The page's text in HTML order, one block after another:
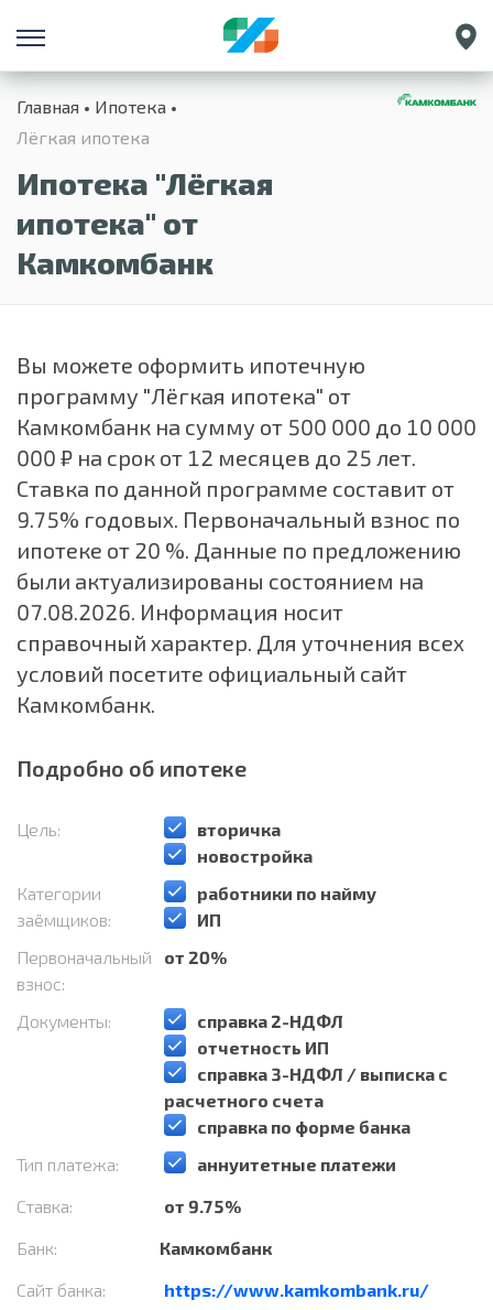
Санкт-Петербург
Екатеринбург
Главная
Ипотека
Лёгкая ипотека
Ипотека "Лёгкая
ипотека" от
Камкомбанк
Вы можете оформить ипотечную
программу "Лёгкая ипотека" от
Камкомбанк на сумму от 500 000 до 10 000
000 ₽ на срок от 12 месяцев до 25 лет.
Ставка по данной программе составит от
9.75% годовых. Первоначальный взнос по
ипотеке от 20 %. Данные по предложению
были актуализированы состоянием на
07.08.2026. Информация носит
справочный характер. Для уточнения всех
условий посетите официальный сайт
Камкомбанк.
Подробно об ипотеке
Цель:
️вторичка
️новостройка
Категории
заёмщиков:
️работники по найму
️ИП
Первоначальный
взнос:
от 20%
Документы:
️справка 2-НДФЛ
️отчетность ИП
️справка 3-НДФЛ / выписка с
расчетного счета
️справка по форме банка
Тип платежа:
️аннуитетные платежи
Ставка:
от 9.75%
Банк:
Камкомбанк
Сайт банка:
https://www.kamkombank.ru/